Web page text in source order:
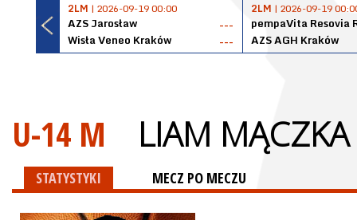
2LM | 2026-09-19 00:00
AZS Jarosław
---
Wisła Veneo Kraków
---
2LM | 2026-09-19
pempaVita Resovia
AZS AGH Kraków
U-14 M LIAM MĄCZKA
STATYSTYKI MECZ PO MECZU